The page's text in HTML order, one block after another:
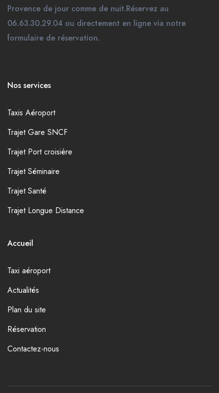
Provence de jour comme de nuit.Réservez au
06.63.30.29.04 ou directement en ligne via notre
formulaire de réservation.
Nos services
Taxis Aéroport
Trajet Gare SNCF
Trajet Port croisière
Trajet Séminaire
Trajet Santé
Trajet Longue Distance
Accueil
Taxi aéroport
Actualités
Plan du site
Réservation
Contactez-nous